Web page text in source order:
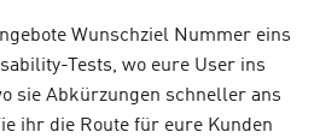
Wunschziel Nummer eins
Tests, wo eure User ins
sie Abkürzungen schneller ans
ihr die Route für eure Kunden